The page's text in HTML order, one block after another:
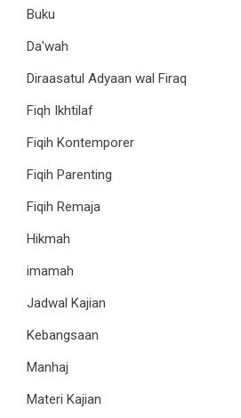
Buku
Da'wah
Diraasatul Adyaan wal Firaq
Fiqh Ikhtilaf
Fiqih Kontemporer
Fiqih Parenting
Fiqih Remaja
Hikmah
imamah
Jadwal Kajian
Kebangsaan
Manhaj
Materi Kajian